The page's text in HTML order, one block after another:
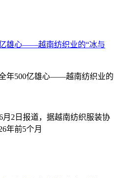
亿雄心——越南纺织业的“冰与
2日报道，据越南纺织服装协
年前5个月